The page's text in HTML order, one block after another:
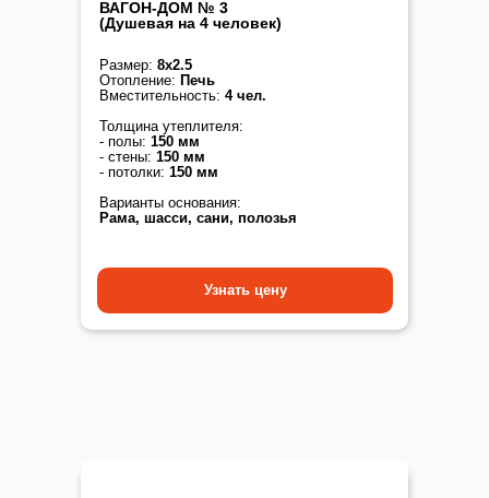
Узнать цену
Размер: 8х2.5
Отопление: Печь
Вместительность: 4 чел.
Толщина утеплителя:
- полы: 150 мм
- стены: 150 мм
- потолки: 150 мм
Варианты основания:
Рама, шасси, сани, полозья
ВАГОН-ДОМ № 3
(Душевая на 4 человек)